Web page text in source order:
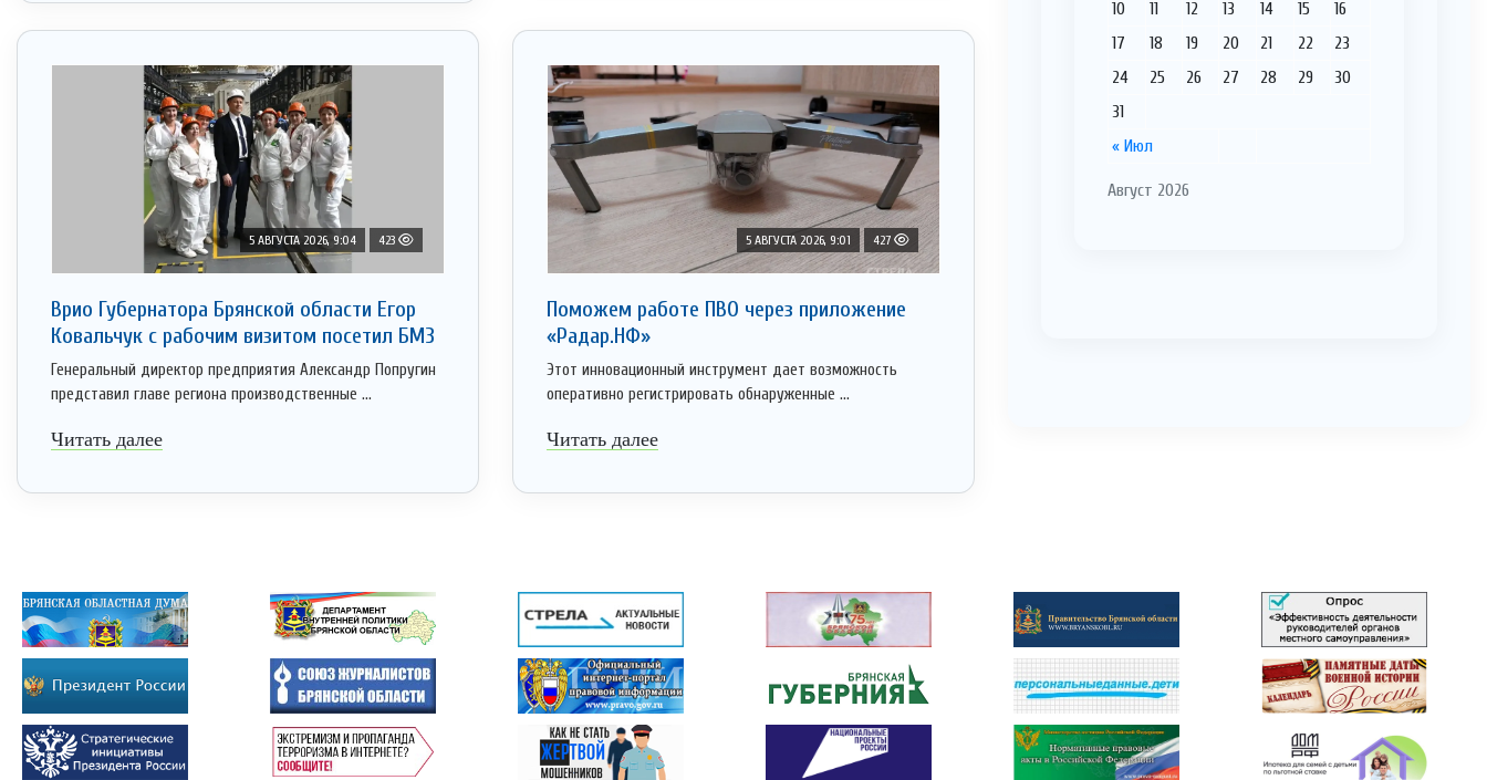
5 АВГУСТА 2026, 9:04 423
Врио Губернатора Брянской области Егор
Ковальчук с рабочим визитом посетил БМЗ
Генеральный директор предприятия Александр Попругин
представил главе региона производственные ...
Читать далее
5 АВГУСТА 2026, 9:01 427
Поможем работе ПВО через приложение
«Радар.НФ»
Этот инновационный инструмент дает возможность
оперативно регистрировать обнаруженные ...
Читать далее
Август 2026
« Июл
10
11 12 13 14 15
16
17
18 19 20 21 22
23
24
25 26 27 28 29
30
31